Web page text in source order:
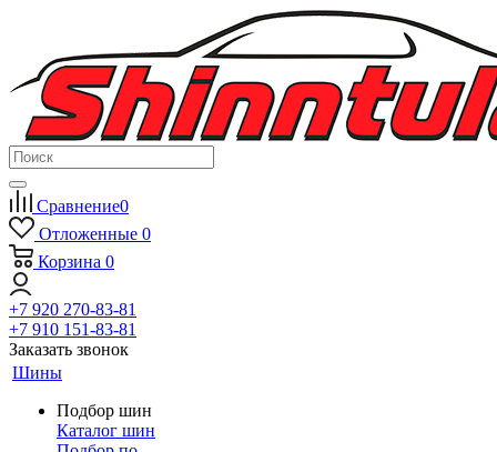
Сравнение0
Отложенные 0
Корзина 0
+7 920 270-83-81
+7 910 151-83-81
Заказать звонок
Шины
Подбор шин
Каталог шин